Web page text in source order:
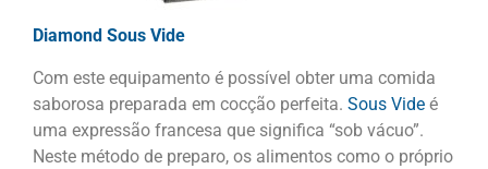
Diamond Sous Vide
Com este equipamento é possível obter uma comida
saborosa preparada em cocção perfeita. Sous Vide é
uma expressão francesa que significa “sob vácuo”.
Neste método de preparo, os alimentos como o próprio